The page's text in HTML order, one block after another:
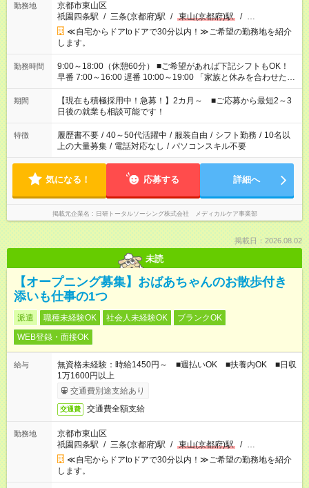
勤務地
京都市東山区
祇園四条駅 / 三条(京都府)駅 / 東山(京都府)駅 / …
≪自宅からドアtoドアで30分以内！≫ご希望の勤務地を紹介
します。
勤務時間
9:00～18:00（休憩60分） ■ご希望があれば下記シフトもOK！
早番 7:00～16:00 遅番 10:00～19:00 「家族と休みを合わせた
い」 「余裕を持って夕飯の準備がしたい」 「できれば残業はし
たくない」 など、ご希望を教えてくださいね。 ※Wワーク希望
の方へ 今ご覧のお仕事で希望する勤務時間と、もう1つのお仕事
の勤務時間。 合計で週40時間を超える場合は応募できません。
期間
【現在も積極採用中！急募！】2カ月～ ■ご応募から最短2～3
日後の就業も相談可能です！
特徴 履歴書不要 / 40～50代活躍中 / 服装自由 / シフト勤務 / 10名以
上の大量募集 / 電話対応なし / パソコンスキル不要
気になる！ 応募する 詳細へ
掲載元企業名 日研トータルソーシング株式会社 メディカルケア事業部
掲載日：2026.08.02
未読
【オープニング募集】おばあちゃんのお散歩付き
添いも仕事の1つ
派遣 職種未経験OK 社会人未経験OK
ブランクOK
WEB登録・面接OK
給与
無資格未経験：時給1450円～ ■週払いOK ■扶養内OK ■日収
1万1600円以上
交通費別途支給あり
交通費 交通費全額支給
勤務地
京都市東山区
祇園四条駅 / 三条(京都府)駅 / 東山(京都府)駅 / …
≪自宅からドアtoドアで30分以内！≫ご希望の勤務地を紹介
します。